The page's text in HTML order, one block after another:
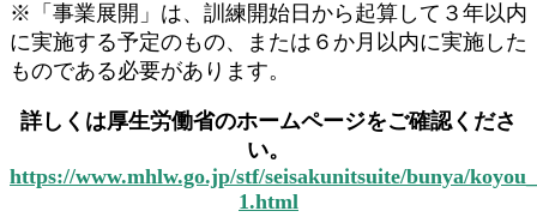
※「事業展開」は、訓練開始日から起算して３年以内
に実施する予定のもの、または６か月以内に実施した
ものである必要があります。
詳しくは厚生労働省のホームページをご確認くださ
い。
https://www.mhlw.go.jp/stf/seisakunitsuite/bunya/
1.html